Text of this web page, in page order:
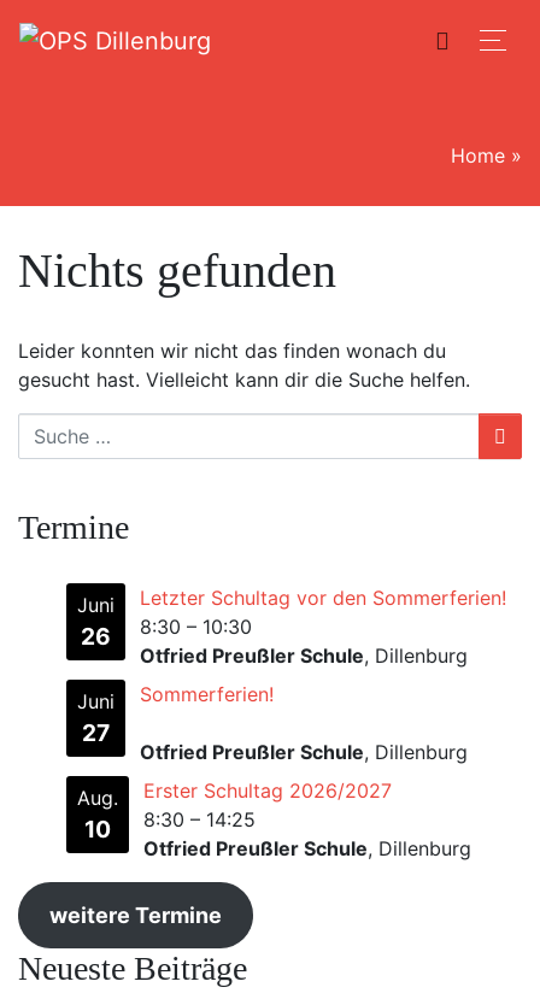
Home »
Nichts gefunden
Leider konnten wir nicht das finden wonach du
gesucht hast. Vielleicht kann dir die Suche helfen.
Suche
Termine
Juni
26
Letzter Schultag vor den Sommerferien!
8:30 – 10:30
Otfried Preußler Schule, Dillenburg
Juni
27
Sommerferien!
Otfried Preußler Schule, Dillenburg
Aug.
10
Erster Schultag 2026/2027
8:30 – 14:25
Otfried Preußler Schule, Dillenburg
weitere Termine
Neueste Beiträge